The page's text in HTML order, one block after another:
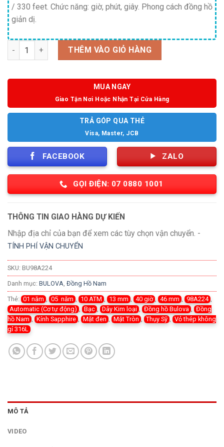
/ 330 feet. Chức năng: giờ, phút, giây. Phong cách đồng hồ
giản dị.
Số lượng THÊM VÀO GIỎ HÀNG
MUA NGAY
Giao Tận Nơi Hoặc Nhận Tại Cửa Hàng
TRẢ GÓP QUA THẺ
Visa, Master, JCB
FACEBOOK ZALO
GỌI ĐIỆN: 07 0880 1001
THÔNG TIN GIAO HÀNG DỰ KIẾN
Nhập địa chỉ của bạn để xem các tùy chọn vận chuyển. -
TÍNH PHÍ VẬN CHUYỂN
SKU: BU98A224
Danh mục: BULOVA Đồng Hồ Nam
Thẻ: 01 năm 05 năm 10 ATM 13 mm 40 giờ 46 mm 98A224
Automatic (Cơ tự động)
Bạc Dây Kim loại Đồng hồ Bulova
Đồng
hồ Nam
Kính Sapphire Mặt đen Mặt Tròn Thụy Sỹ
Vỏ thép không
gỉ 316L
MÔ TẢ
VIDEO